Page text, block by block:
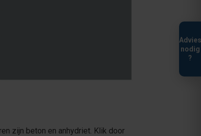
Advies
nodig
?
zijn beton en anhydriet. Klik door